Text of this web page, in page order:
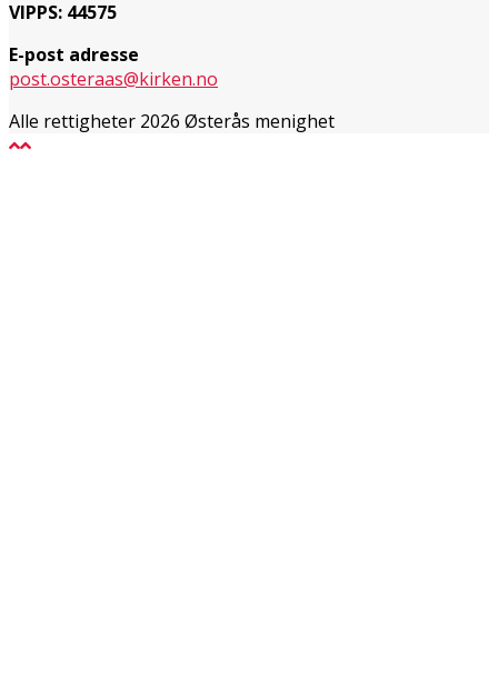
VIPPS: 44575
E-post adresse
post.osteraas@kirken.no
Alle rettigheter 2026 Østerås menighet